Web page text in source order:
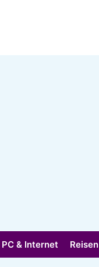
PC & Internet Reisen